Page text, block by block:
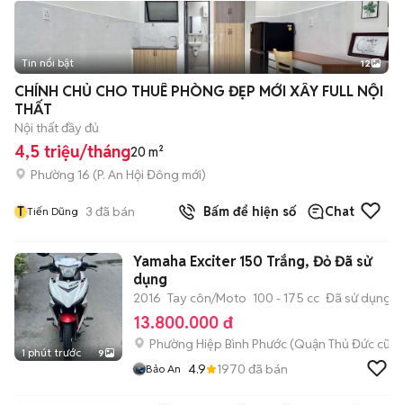
+2
Tin nổi bật 12
CHÍNH CHỦ CHO THUÊ PHÒNG ĐẸP MỚI XÂY FULL NỘI
THẤT
Nội thất đầy đủ
4,5 triệu/tháng20 m²
Phường 16 (P. An Hội Đông mới)
T Tiến Dũng 3 đã bán Bấm để hiện số Chat
1 phút trước 9
Yamaha Exciter 150 Trắng, Đỏ Đã sử
dụng
2016 Tay côn/Moto 100 - 175 cc Đã sử dụng
13.800.000 đ
Phường Hiệp Bình Phước (Quận Thủ Đức cũ)
Bảo An 4.9 1970 đã bán